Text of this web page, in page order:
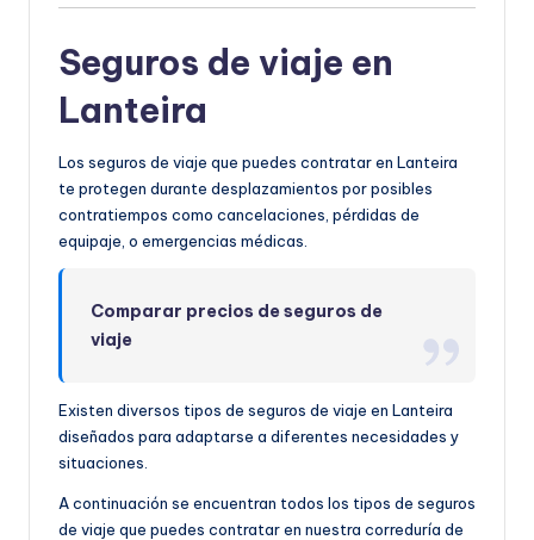
Seguros de viaje en
Lanteira
Los seguros de viaje que puedes contratar en Lanteira
te protegen durante desplazamientos por posibles
contratiempos como cancelaciones, pérdidas de
equipaje, o emergencias médicas.
Comparar precios de seguros de
viaje
Existen diversos tipos de seguros de viaje en Lanteira
diseñados para adaptarse a diferentes necesidades y
situaciones.
A continuación se encuentran todos los tipos de seguros
de viaje que puedes contratar en nuestra correduría de